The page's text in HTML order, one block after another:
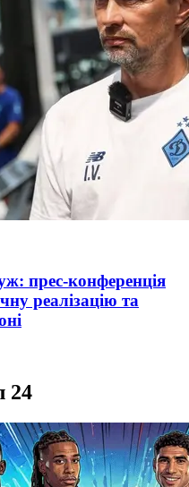
прес-конференція
реалізацію та
24